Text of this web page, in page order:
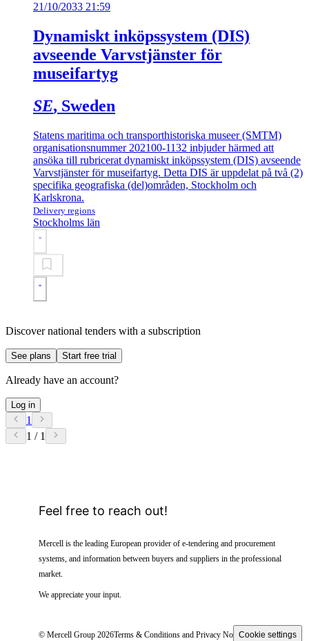
21/10/2033 21:59
Dynamiskt inköpssystem (DIS)
avseende Varvstjänster för
museifartyg
SE, Sweden
Statens maritima och transporthistoriska museer (SMTM)
organisationsnummer 202100-1132 inbjuder härmed att
ansöka till rubricerat dynamiskt inköpssystem (DIS) avseende
Varvstjänster för museifartyg. Detta DIS är uppdelat på två (2)
specifika geografiska (del)områden, Stockholm och
Karlskrona.
Delivery regions
Stockholms län
Discover national tenders with a subscription
See plans Start free trial
Already have an account?
Log in
1
1 / 1
Feel free to reach out!
Mercell is the leading European provider of e-tendering and procurement
systems, and information between buyers and suppliers in the professional
market.
We appreciate your input.
© Mercell Group 2026Terms & Conditions and Privacy NoticeCookie settings